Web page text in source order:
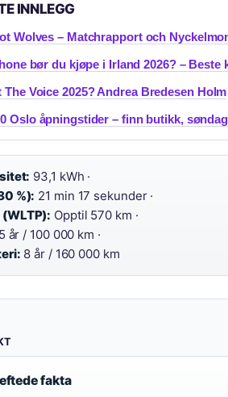
INNLEGG
Wolves – Matchrapport och
bør du kjøpe i Irland 2026? – Beste
The Voice 2025? Andrea Bredesen Holm
Oslo åpningstider – finn butikk,
93,1 kWh ·
%): 21 min 17 sekunder ·
Opptil 570 km ·
5 år / 100 000 km ·
8 år / 160 000 km
fakta